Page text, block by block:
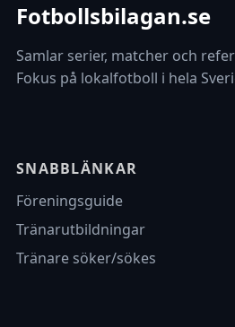
Fotbollsbilagan.se
Samlar serier, matcher och
Fokus på lokalfotboll i hela
SNABBLÄNKAR
Föreningsguide
Tränarutbildningar
Tränare söker/sökes